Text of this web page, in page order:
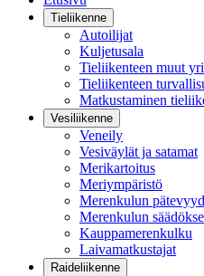
Tieliikenne
Autoilijat
Kuljetusala
Tieliikenteen muut
Tieliikenteen
Matkustaminen
Vesiliikenne
Veneily
Vesiväylät ja satamat
Merikartoitus
Meriympäristö
Merenkulun
Merenkulun
Kauppamerenkulku
Laivamatkustajat
Raideliikenne